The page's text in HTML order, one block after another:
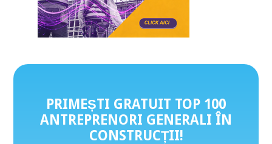
PRIMEȘTI GRATUIT TOP 100
ANTREPRENORI GENERALI ÎN
CONSTRUCȚII!